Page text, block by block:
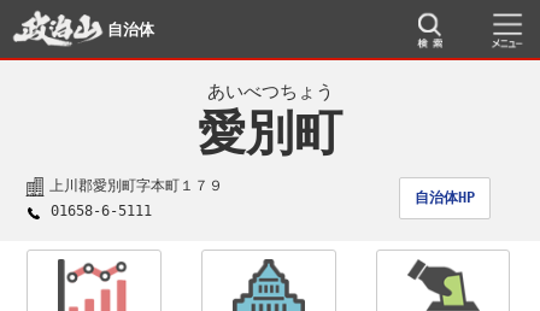
自治体
あいべつちょう
愛別町
上川郡愛別町字本町１７９
自治体HP
01658-6-5111